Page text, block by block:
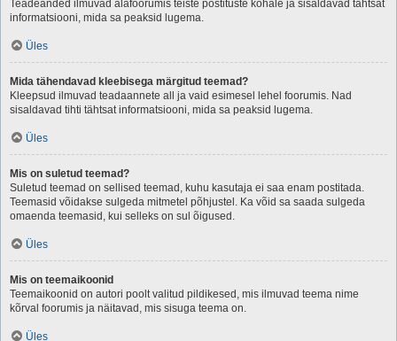
Teadeanded ilmuvad alafoorumis teiste postituste kohale ja sisaldavad tähtsat
informatsiooni, mida sa peaksid lugema.
Üles
Mida tähendavad kleebisega märgitud teemad?
Kleepsud ilmuvad teadaannete all ja vaid esimesel lehel foorumis. Nad
sisaldavad tihti tähtsat informatsiooni, mida sa peaksid lugema.
Üles
Mis on suletud teemad?
Suletud teemad on sellised teemad, kuhu kasutaja ei saa enam postitada.
Teemasid võidakse sulgeda mitmetel põhjustel. Ka võid sa saada sulgeda
omaenda teemasid, kui selleks on sul õigused.
Üles
Mis on teemaikoonid
Teemaikoonid on autori poolt valitud pildikesed, mis ilmuvad teema nime
kõrval foorumis ja näitavad, mis sisuga teema on.
Üles